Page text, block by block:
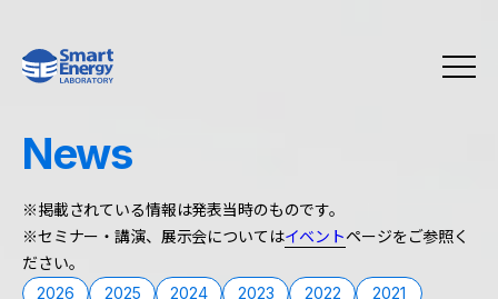
News
※掲載されている情報は発表当時のものです。
※セミナー・講演、展示会についてはイベントページをご参照く
ださい。
2026
2025 2024 2023 2022
2021